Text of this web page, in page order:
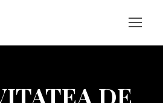
DE